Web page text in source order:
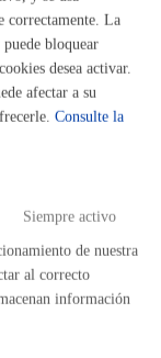
Buscar
correctamente. La
bloquear
desea activar.
afectar a su
Consulte la
Siempre activo
de nuestra
al correcto
información